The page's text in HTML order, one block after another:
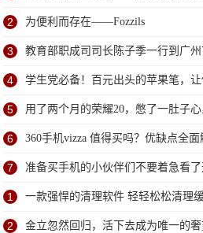
2 为便利而存在——Fozzils
3 教育部职成司司长陈子季一行到广
研
4 学生党必备！百元出头的苹果笔，
5 用了两个月的荣耀20，憋了一肚子
6 360手机vizza 值得买吗？优缺点全面
7 准备买手机的小伙伴们不要着急看
机吧
1 一款强悍的清理软件 轻轻松松清理
2 金立忽然回归，活下去成为唯一的奢